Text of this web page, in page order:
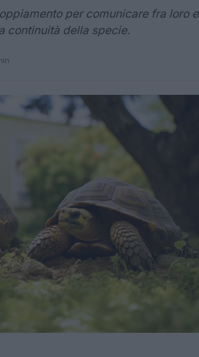
per comunicare fra loro e
continuità della specie.